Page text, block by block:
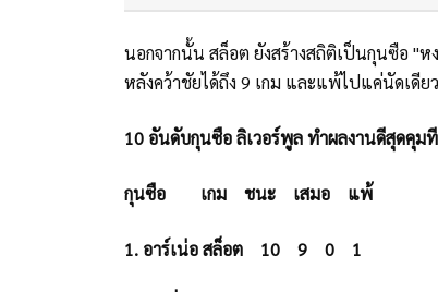
นอกจากนั้น สล็อต ยังสร้างสถิติเป็นกุนซือ "
หลังคว้าชัยได้ถึง 9 เกม และแพ้ไปแค่นัดเดี
10 อันดับกุนซือ ลิเวอร์พูล ทำผลงานดีสุดคุม
กุนซือ เกม ชนะ เสมอ แพ้
1. อาร์เน่อ สล็อต 10 9 0 1